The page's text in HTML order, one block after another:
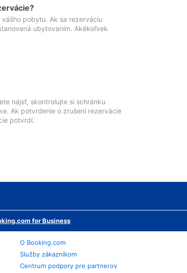
pobytu. Ak sa rezerváciu
ubytovaním. Akékoľvek
nájsť, skontrolujte si schránku
Ak potvrdenie o zrušení rezervácie
potvrdí.
for Business
O Booking.com
Služby zákazníkom
Centrum podpory pre partnerov